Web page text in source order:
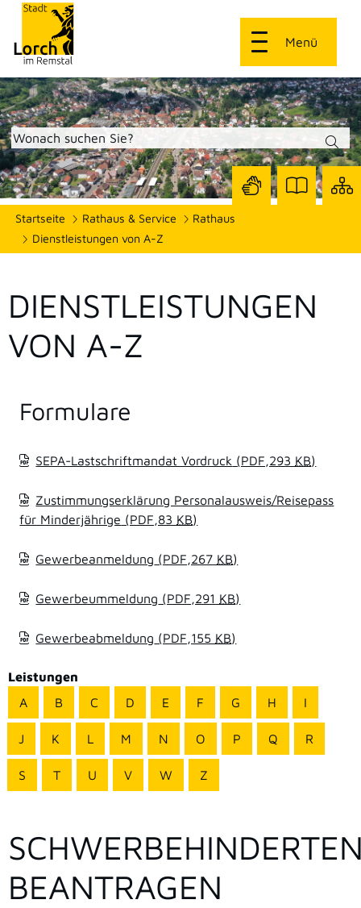
Menü
Startseite Rathaus & Service
Rathaus
Dienstleistungen von A-Z
Seite
DIENSTLEISTUNGEN
VON A-Z
Formulare
SEPA-Lastschriftmandat Vordruck (PDF,293 KB)
Zustimmungserklärung Personalausweis/Reisepass
für Minderjährige (PDF,83 KB)
Gewerbeanmeldung (PDF,267 KB)
Gewerbeummeldung (PDF,291 KB)
Gewerbeabmeldung (PDF,155 KB)
Leistungen
A
B C D E F G H I
J K L M N O P Q R
S T U V W Z
BEANTRAGEN